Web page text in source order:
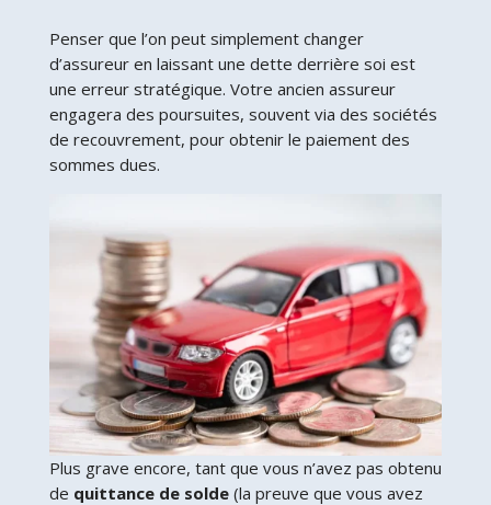
Penser que l’on peut simplement changer
d’assureur en laissant une dette derrière soi est
une erreur stratégique. Votre ancien assureur
engagera des poursuites, souvent via des sociétés
de recouvrement, pour obtenir le paiement des
sommes dues.
Plus grave encore, tant que vous n’avez pas obtenu
de quittance de solde(la preuve que vous avez